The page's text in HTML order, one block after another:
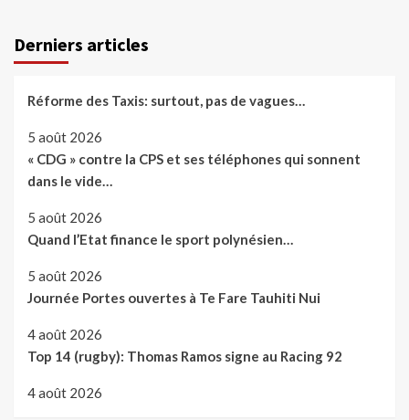
Derniers articles
Réforme des Taxis: surtout, pas de vagues…
5 août 2026
« CDG » contre la CPS et ses téléphones qui sonnent
dans le vide…
5 août 2026
Quand l’Etat finance le sport polynésien…
5 août 2026
Journée Portes ouvertes à Te Fare Tauhiti Nui
4 août 2026
Top 14 (rugby): Thomas Ramos signe au Racing 92
4 août 2026